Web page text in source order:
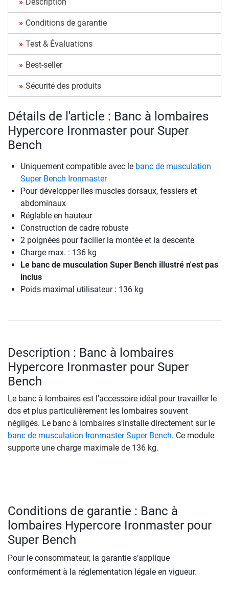
Conditions de garantie
Test & Évaluations
Best-seller
Sécurité des produits
Détails de l'article : Banc à lombaires
Hypercore Ironmaster pour Super
Bench
Uniquement compatible avec le banc de musculation
Super Bench Ironmaster
Pour développer lles muscles dorsaux, fessiers et
abdominaux
Réglable en hauteur
Construction de cadre robuste
2 poignées pour facilier la montée et la descente
Charge max. : 136 kg
Le banc de musculation Super Bench illustré n'est pas
inclus
Poids maximal utilisateur : 136 kg
Description : Banc à lombaires
Hypercore Ironmaster pour Super
Bench
Le banc à lombaires est l'accessoire idéal pour travailler le
dos et plus particulièrement les lombaires souvent
négligés. Le banc à lombaires s'installe directement sur le
banc de musculation Ironmaster Super Bench. Ce module
supporte une charge maximale de 136 kg.
Conditions de garantie : Banc à
lombaires Hypercore Ironmaster pour
Super Bench
Pour le consommateur, la garantie s’applique
conformément à la réglementation légale en vigueur.